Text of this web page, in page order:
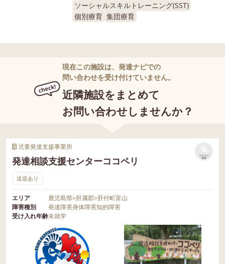
ソーシャルスキルトレーニング(SST)
個別療育 集団療育
現在この施設は、発達ナビでの
問い合わせを受け付けていません。
近隣施設をまとめて
お問い合わせしませんか？
児童発達支援事業所
発達相談支援センターココペリ
リストに
保存
送迎あり
エリア 鹿児島県>肝属郡>肝付町富山
障害種別
発達障害身体障害知的障害
受け入れ年齢未就学